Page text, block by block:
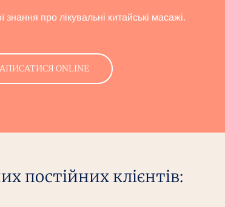
про лікувальні китайські масажі.
ONLINE
постійних клієнтів: